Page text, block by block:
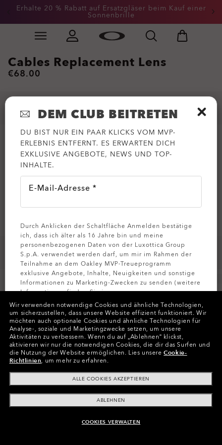
Skip to
Erhalte 20 % Rabatt auf Ersatzgläser beim Kauf einer
Sonnenbrille
Slide 3 of 3. Erhalte 20 % Rabatt auf Ersatzgläser
ZUM WARENKORB HINZUFÜGEN
Cables Replacement Lens
€68.00
Farben (7) GläserPrizm Grey,
In Raten zahlen
Wir verwenden notwendige Cookies und ähnliche Technologien,
um sicherzustellen, dass unsere Website effizient funktioniert. Wir
möchten auch optionale Cookies und ähnliche Technologien für
Analyse-, soziale und Marketingzwecke setzen, um unsere
Aktivitäten zu verbessern. Wenn du auf „Ablehnen“ klickst,
aktivieren wir nur die notwendigen Cookies, die dir das Surfen und
die Nutzung der Website ermöglichen. Lies unsereCookie-
Richtlinien, um mehr zu erfahren.
ALLE COOKIES AKZEPTIEREN
ABLEHNEN
COOKIES VERWALTEN
DEM CLUB BEITRETEN
DU BIST NUR EIN PAAR KLICKS VOM MVP-
ERLEBNIS ENTFERNT. ES ERWARTEN DICH
EXKLUSIVE ANGEBOTE, NEWS UND TOP-
INHALTE.
E-Mail-Adresse *
Durch Anklicken der Schaltfläche Anmelden bestätige
ich, dass ich älter als 16 Jahre bin und meine
personenbezogenen Daten von der Luxottica Group
S.p.A. verwendet werden darf, um mir im Rahmen der
Teilnahme an dem Oakley MVP-Treueprogramm
exklusive Angebote, Inhalte, Neuigkeiten und sonstige
Informationen zu Marketing-Zwecken zu senden (weitere
Informationen finden Sie in unserer
Datenschutzbestimmungen ).
MELDEN SIE